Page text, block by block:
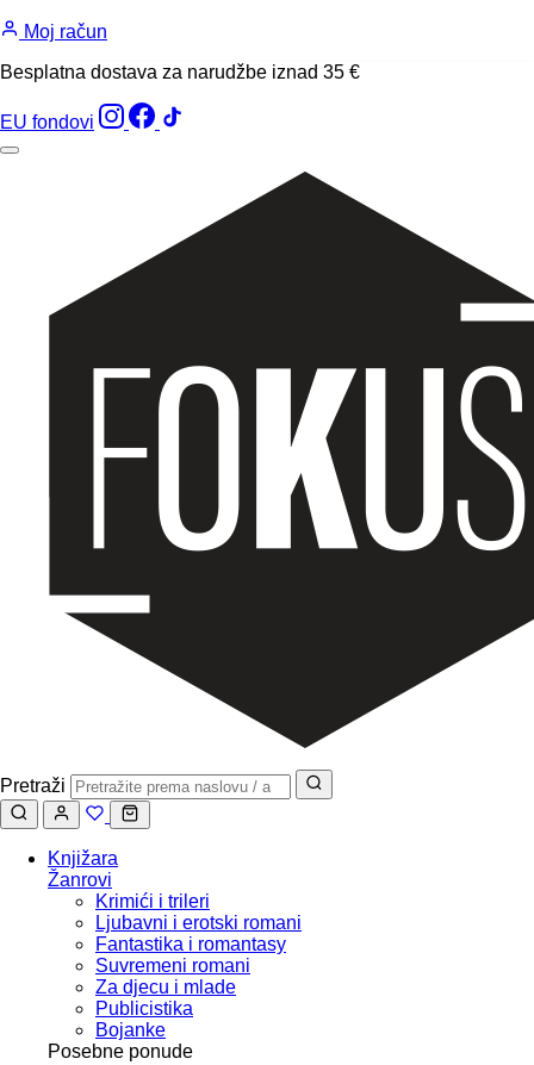
Moj račun
Besplatna dostava za narudžbe iznad 35 €
EU fondovi
Pretraži
Knjižara
Žanrovi
Krimići i trileri
Ljubavni i erotski romani
Fantastika i romantasy
Suvremeni romani
Za djecu i mlade
Publicistika
Bojanke
Posebne ponude